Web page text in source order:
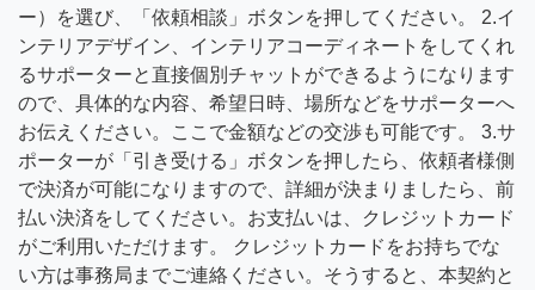
ー）を選び、「依頼相談」ボタンを押してください。 2.イ
ンテリアデザイン、インテリアコーディネートをしてくれ
るサポーターと直接個別チャットができるようになります
ので、具体的な内容、希望日時、場所などをサポーターへ
お伝えください。ここで金額などの交渉も可能です。 3.サ
ポーターが「引き受ける」ボタンを押したら、依頼者様側
で決済が可能になりますので、詳細が決まりましたら、前
払い決済をしてください。お支払いは、クレジットカード
がご利用いただけます。 クレジットカードをお持ちでな
い方は事務局までご連絡ください。そうすると、本契約と